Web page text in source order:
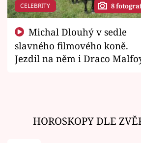
CELEBRITY 8
slavného filmového koně.
Jezdil na něm i Draco
HOROSKOPY DLE